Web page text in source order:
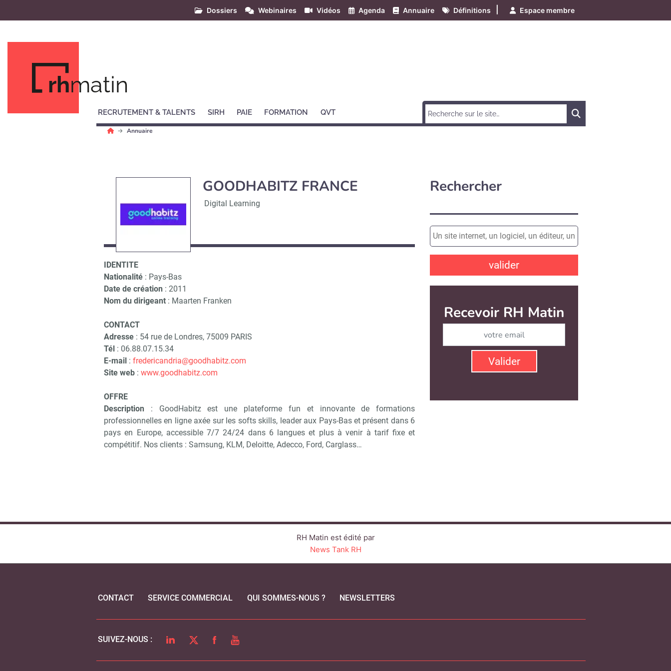
Dossiers Webinaires Vidéos Agenda Annuaire Définitions Espace membre
rhmatin
RECRUTEMENT & TALENTS SIRH PAIE FORMATION QVT
Annuaire
GOODHABITZ FRANCE
Digital Learning
IDENTITE
Nationalité : Pays-Bas
Date de création : 2011
Nom du dirigeant : Maarten Franken
CONTACT
Adresse : 54 rue de Londres, 75009 PARIS
Tél : 06.88.07.15.34
E-mail : fredericandria@goodhabitz.com
Site web : www.goodhabitz.com
OFFRE
Description : GoodHabitz est une plateforme fun et innovante de formations
professionnelles en ligne axée sur les softs skills, leader aux Pays-Bas et présent dans 6
pays en Europe, accessible 7/7 24/24 dans 6 langues et plus à venir à tarif fixe et
compétitif. Nos clients : Samsung, KLM, Deloitte, Adecco, Ford, Carglass…
Rechercher
valider
Recevoir RH Matin
Valider
RH Matin est édité par
News Tank RH
CONTACT SERVICE COMMERCIAL QUI SOMMES-NOUS ? NEWSLETTERS
SUIVEZ-NOUS : LINKEDINTWITTERFACEBOOK
YOUTUBE